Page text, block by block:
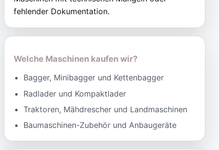
fehlender Dokumentation.
Welche Maschinen kaufen wir?
Bagger, Minibagger und Kettenbagger
Radlader und Kompaktlader
Traktoren, Mähdrescher und Landmaschinen
Baumaschinen-Zubehör und Anbaugeräte